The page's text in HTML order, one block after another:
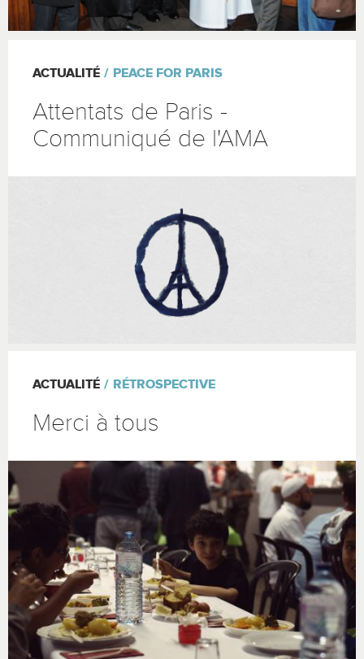
ACTUALITÉ PEACE FOR PARIS
Attentats de Paris -
Communiqué de l'AMA
ACTUALITÉ RÉTROSPECTIVE
Merci à tous